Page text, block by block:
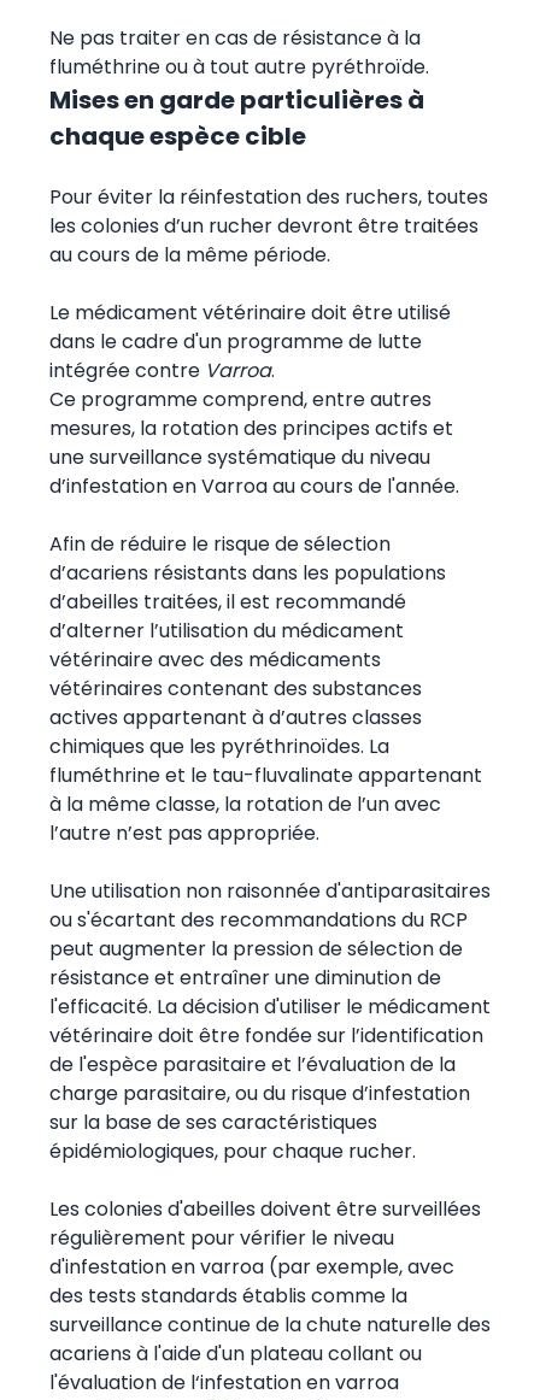
Ne pas traiter en cas de résistance à la
fluméthrine ou à tout autre pyréthroïde.
Mises en garde particulières à
chaque espèce cible
Pour éviter la réinfestation des ruchers, toutes
les colonies d’un rucher devront être traitées
au cours de la même période.
Le médicament vétérinaire doit être utilisé
dans le cadre d'un programme de lutte
intégrée contre Varroa.
Ce programme comprend, entre autres
mesures, la rotation des principes actifs et
une surveillance systématique du niveau
d’infestation en Varroa au cours de l'année.
Afin de réduire le risque de sélection
d’acariens résistants dans les populations
d’abeilles traitées, il est recommandé
d’alterner l’utilisation du médicament
vétérinaire avec des médicaments
vétérinaires contenant des substances
actives appartenant à d’autres classes
chimiques que les pyréthrinoïdes. La
fluméthrine et le tau-fluvalinate appartenant
à la même classe, la rotation de l’un avec
l’autre n’est pas appropriée.
Une utilisation non raisonnée d'antiparasitaires
ou s'écartant des recommandations du RCP
peut augmenter la pression de sélection de
résistance et entraîner une diminution de
l'efficacité. La décision d'utiliser le médicament
vétérinaire doit être fondée sur l’identification
de l'espèce parasitaire et l’évaluation de la
charge parasitaire, ou du risque d’infestation
sur la base de ses caractéristiques
épidémiologiques, pour chaque rucher.
Les colonies d'abeilles doivent être surveillées
régulièrement pour vérifier le niveau
d'infestation en varroa (par exemple, avec
des tests standards établis comme la
surveillance continue de la chute naturelle des
acariens à l'aide d'un plateau collant ou
l'évaluation de l‘infestation en varroa